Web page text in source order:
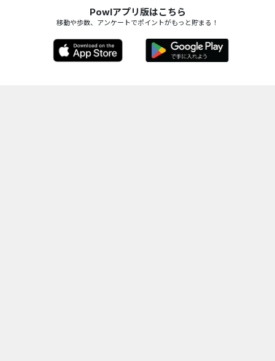
Powlアプリ版はこちら
移動や歩数、アンケートでポイントがもっと貯まる！